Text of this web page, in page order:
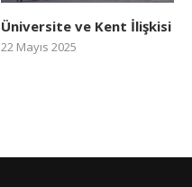
Üniversite ve Kent İlişkisi
22 Mayıs 2025